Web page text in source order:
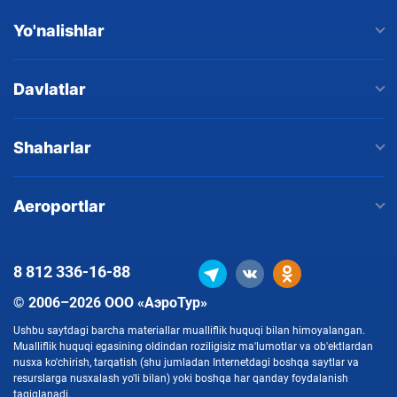
Yo'nalishlar
Davlatlar
Shaharlar
Aeroportlar
© 2006–2026 ООО «АэроТур»
Ushbu saytdagi barcha materiallar mualliflik huquqi bilan himoyalangan.
Mualliflik huquqi egasining oldindan roziligisiz ma'lumotlar va ob'ektlardan
nusxa ko'chirish, tarqatish (shu jumladan Internetdagi boshqa saytlar va
resurslarga nusxalash yo'li bilan) yoki boshqa har qanday foydalanish
taqiqlanadi.
8 812336-16-88